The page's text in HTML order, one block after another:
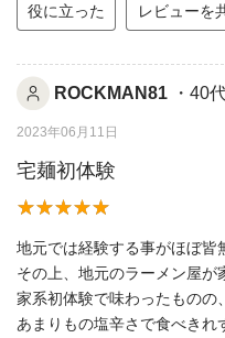
役に立った レビューを
ROCKMAN81 ・40
2023年06月11日
宅麺初体験
地元では経験する事がほぼ皆
その上、地元のラーメン屋が
家系初体験で味わったものの、
あまりもの塩辛さで食べきれ